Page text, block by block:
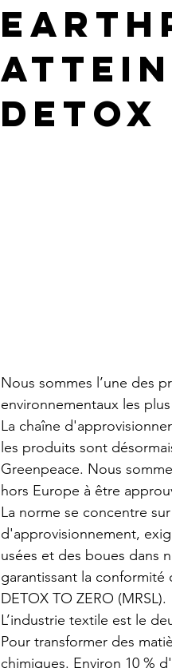
Detox
Nous sommes l’une des
environnementaux les
La chaîne
les produits sont
Greenpeace. Nous
hors Europe à être
La norme se concentre
d'approvisionnement,
usées et des boues dans
garantissant la
DETOX TO ZERO (MRSL).
L’industrie textile est le
Pour transformer des
chimiques. Environ 10 %